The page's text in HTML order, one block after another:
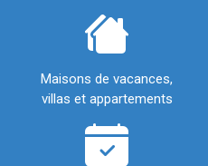
Maisons de vacances,
villas et appartements